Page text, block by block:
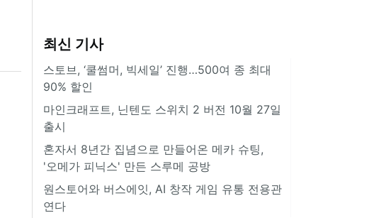
최신 기사
스토브, ‘쿨썸머, 빅세일’ 진행…500여 종 최대
90% 할인
마인크래프트, 닌텐도 스위치 2 버전 10월 27일
출시
혼자서 8년간 집념으로 만들어온 메카 슈팅,
'오메가 피닉스' 만든 스루메 공방
원스토어와 버스에잇, AI 창작 게임 유통 전용관
연다